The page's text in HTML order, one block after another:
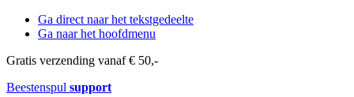
Ga direct naar het tekstgedeelte
Ga naar het hoofdmenu
Gratis verzending vanaf € 50,-
Beestenspul support